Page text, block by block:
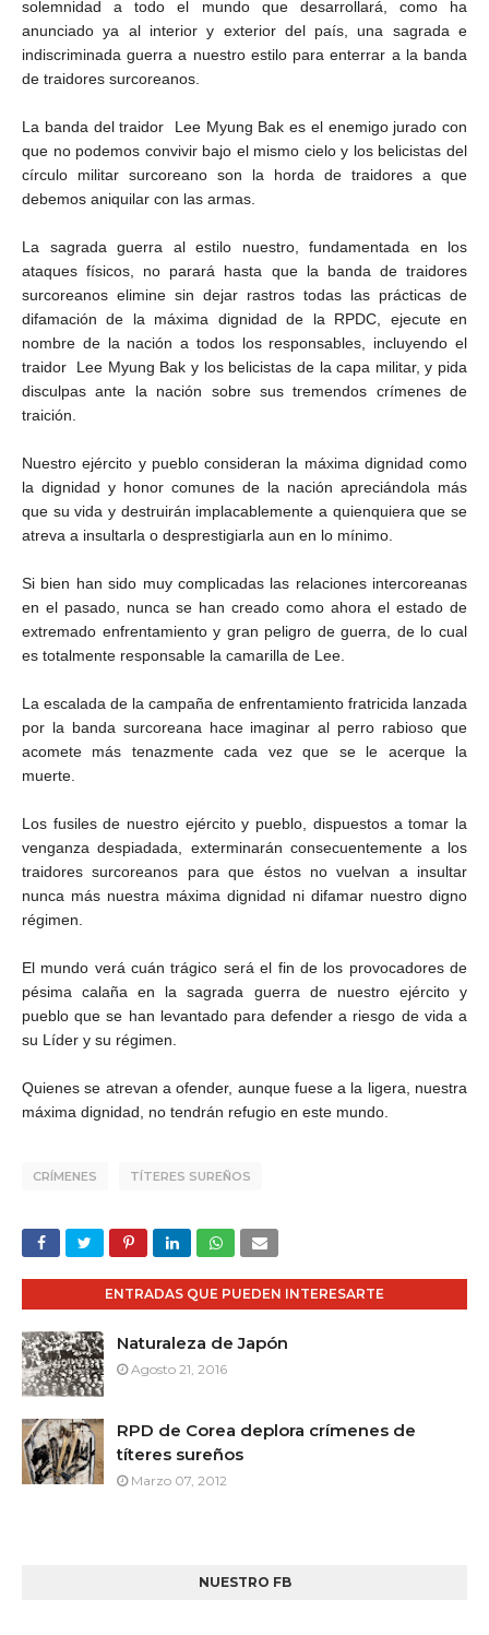
solemnidad a todo el mundo que desarrollará, como ha
anunciado ya al interior y exterior del país, una sagrada e
indiscriminada guerra a nuestro estilo para enterrar a la banda
de traidores surcoreanos.
La banda del traidor Lee Myung Bak es el enemigo jurado con
que no podemos convivir bajo el mismo cielo y los belicistas del
círculo militar surcoreano son la horda de traidores a que
debemos aniquilar con las armas.
La sagrada guerra al estilo nuestro, fundamentada en los
ataques físicos, no parará hasta que la banda de traidores
surcoreanos elimine sin dejar rastros todas las prácticas de
difamación de la máxima dignidad de la RPDC, ejecute en
nombre de la nación a todos los responsables, incluyendo el
traidor Lee Myung Bak y los belicistas de la capa militar, y pida
disculpas ante la nación sobre sus tremendos crímenes de
traición.
Nuestro ejército y pueblo consideran la máxima dignidad como
la dignidad y honor comunes de la nación apreciándola más
que su vida y destruirán implacablemente a quienquiera que se
atreva a insultarla o desprestigiarla aun en lo mínimo.
Si bien han sido muy complicadas las relaciones intercoreanas
en el pasado, nunca se han creado como ahora el estado de
extremado enfrentamiento y gran peligro de guerra, de lo cual
es totalmente responsable la camarilla de Lee.
La escalada de la campaña de enfrentamiento fratricida lanzada
por la banda surcoreana hace imaginar al perro rabioso que
acomete más tenazmente cada vez que se le acerque la
muerte.
Los fusiles de nuestro ejército y pueblo, dispuestos a tomar la
venganza despiadada, exterminarán consecuentemente a los
traidores surcoreanos para que éstos no vuelvan a insultar
nunca más nuestra máxima dignidad ni difamar nuestro digno
régimen.
El mundo verá cuán trágico será el fin de los provocadores de
pésima calaña en la sagrada guerra de nuestro ejército y
pueblo que se han levantado para defender a riesgo de vida a
su Líder y su régimen.
Quienes se atrevan a ofender, aunque fuese a la ligera, nuestra
máxima dignidad, no tendrán refugio en este mundo.
CRÍMENES TÍTERES SUREÑOS
ENTRADAS QUE PUEDEN INTERESARTE
Naturaleza de Japón
Agosto 21, 2016
RPD de Corea deplora crímenes de
títeres sureños
Marzo 07, 2012
NUESTRO FB